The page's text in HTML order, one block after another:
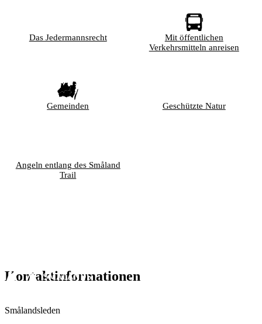
Das Jedermannsrecht
Mit öffentlichen
Verkehrsmitteln anreisen
Gemeinden Geschützte Natur
Angeln entlang des Småland
Trail
Kontaktinformationen
Smålandsleden